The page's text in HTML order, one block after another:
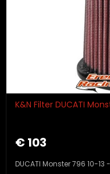
K&N Filter DUCATI
€ 103
DUCATI Monster 796 10-13